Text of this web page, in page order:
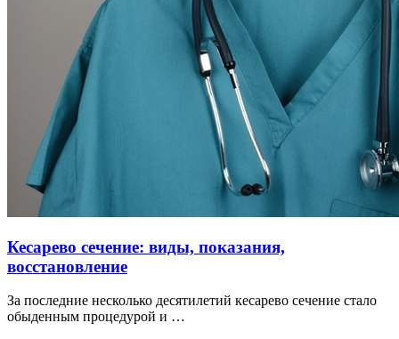
Кесарево сечение: виды, показания,
восстановление
За последние несколько десятилетий кесарево сечение стало
обыденным процедурой и …